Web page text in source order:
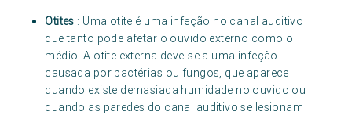
Otites : Uma otite é uma infeção no canal auditivo
que tanto pode afetar o ouvido externo como o
médio. A otite externa deve-se a uma infeção
causada por bactérias ou fungos, que aparece
quando existe demasiada humidade no ouvido ou
quando as paredes do canal auditivo se lesionam